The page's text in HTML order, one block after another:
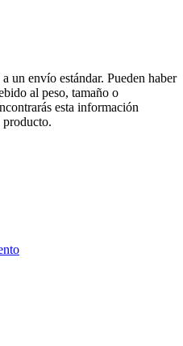
un envío estándar. Pueden haber
al peso, tamaño o
esta información
producto.